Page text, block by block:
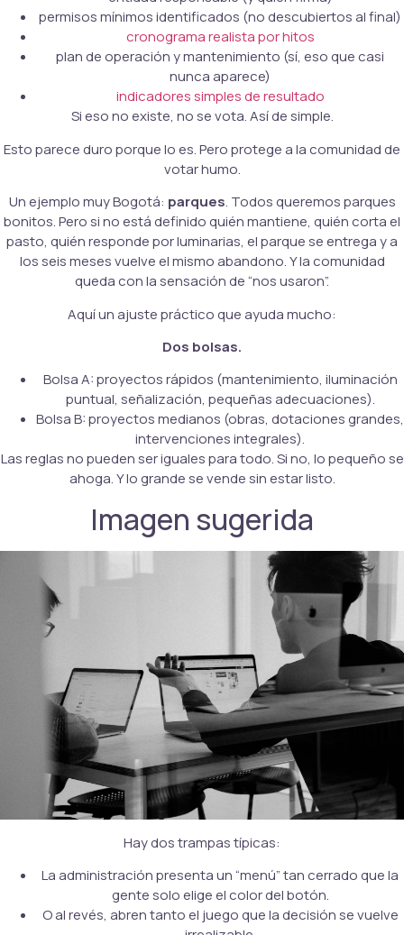
permisos mínimos identificados (no descubiertos al final)
cronograma realista por hitos
plan de operación y mantenimiento (sí, eso que casi
nunca aparece)
indicadores simples de resultado
Si eso no existe, no se vota. Así de simple.
Esto parece duro porque lo es. Pero protege a la comunidad de
votar humo.
Un ejemplo muy Bogotá: parques. Todos queremos parques
bonitos. Pero si no está definido quién mantiene, quién corta el
pasto, quién responde por luminarias, el parque se entrega y a
los seis meses vuelve el mismo abandono. Y la comunidad
queda con la sensación de “nos usaron”.
Aquí un ajuste práctico que ayuda mucho:
Dos bolsas.
Bolsa A: proyectos rápidos (mantenimiento, iluminación
puntual, señalización, pequeñas adecuaciones).
Bolsa B: proyectos medianos (obras, dotaciones grandes,
intervenciones integrales).
Las reglas no pueden ser iguales para todo. Si no, lo pequeño se
ahoga. Y lo grande se vende sin estar listo.
Imagen sugerida
Hay dos trampas típicas:
La administración presenta un “menú” tan cerrado que la
gente solo elige el color del botón.
O al revés, abren tanto el juego que la decisión se vuelve